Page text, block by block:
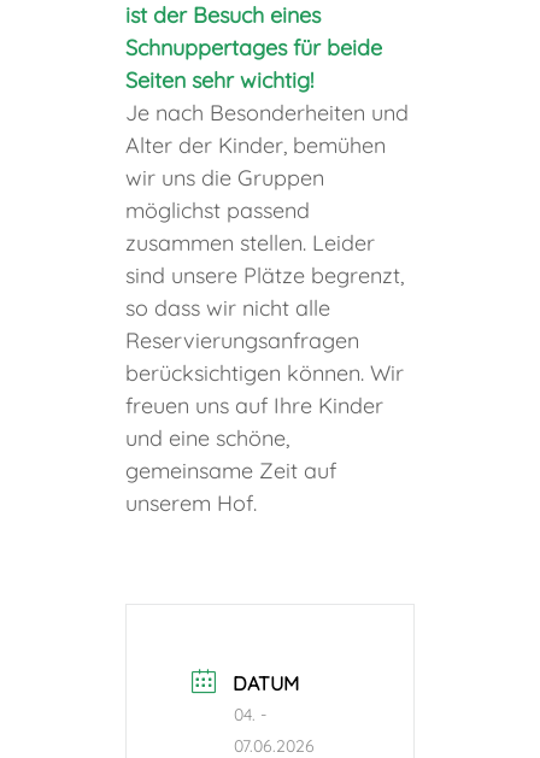
ist der Besuch eines
Schnuppertages für beide
Seiten sehr wichtig!
Je nach Besonderheiten und
Alter der Kinder, bemühen
wir uns die Gruppen
möglichst passend
zusammen stellen. Leider
sind unsere Plätze begrenzt,
so dass wir nicht alle
Reservierungsanfragen
berücksichtigen können. Wir
freuen uns auf Ihre Kinder
und eine schöne,
gemeinsame Zeit auf
unserem Hof.
DATUM
04. -
07.06.2026